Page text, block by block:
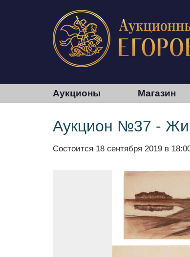
Аукционы Магазин
Аукцион №37 -
Состоится 18 сентября 2019 в